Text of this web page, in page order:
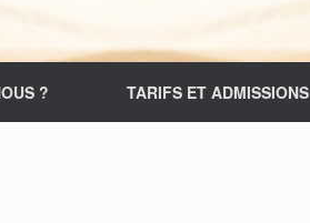
? TARIFS ET ADMISSIONS